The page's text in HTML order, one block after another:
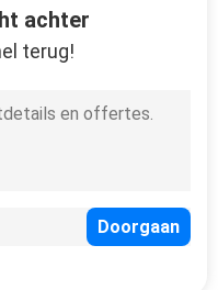
achter
terug!